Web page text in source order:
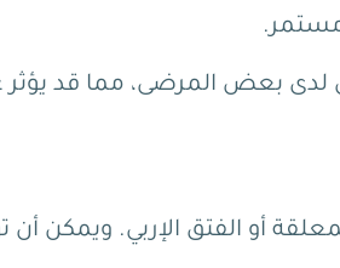
مستمر.
لدى بعض المرضى، مما قد يؤثر
أو الفتق الإربي. ويمكن أن